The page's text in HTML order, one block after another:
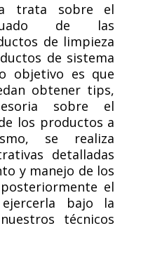
trata sobre el
de las
de limpieza
de sistema
objetivo es que
obtener tips,
sobre el
los productos a
se realiza
detalladas
y manejo de los
el
bajo la
técnicos